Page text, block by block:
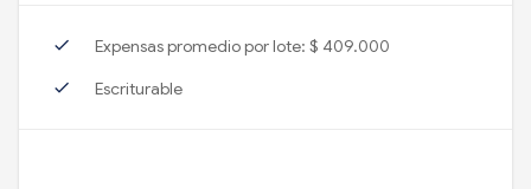
check Expensas promedio por lote: $ 409.000
check Escriturable